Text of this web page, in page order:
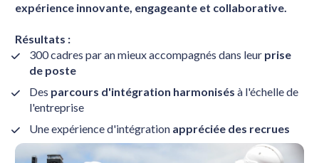
expérience innovante, engageante et collaborative.
Résultats :
300 cadres par an mieux accompagnés dans leur prise
de poste
Des parcours d'intégration harmonisés à l'échelle de
l'entreprise
Une expérience d'intégration appréciée des recrues